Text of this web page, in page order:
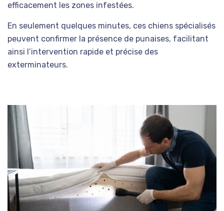
efficacement les zones infestées.
En seulement quelques minutes, ces chiens spécialisés
peuvent confirmer la présence de punaises, facilitant
ainsi l’intervention rapide et précise des
exterminateurs.